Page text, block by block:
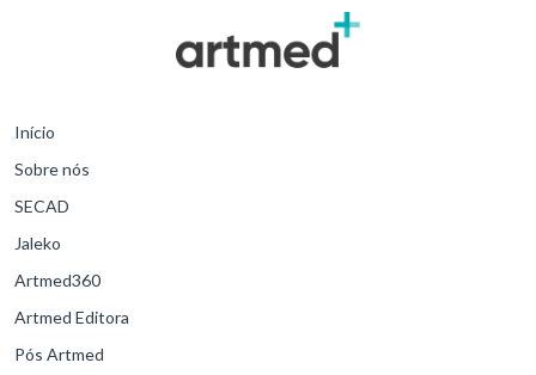
Início
Sobre nós
SECAD
Jaleko
Artmed360
Artmed Editora
Pós Artmed